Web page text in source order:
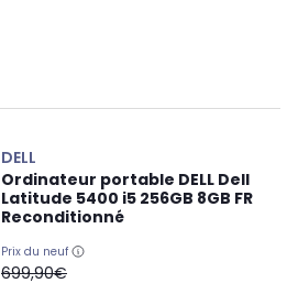
DELL
Ordinateur portable DELL Dell
Latitude 5400 i5 256GB 8GB FR
Reconditionné
Prix du neuf
oldPrice
699,90€